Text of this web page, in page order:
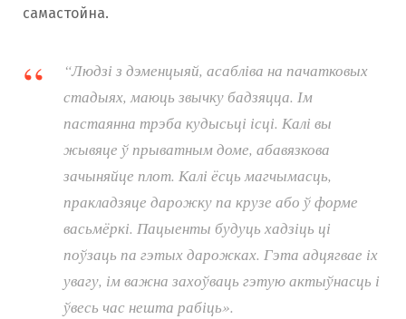
самастойна.
“Людзі з дэменцыяй, асабліва на пачатковых
стадыях, маюць звычку бадзяцца. Ім
пастаянна трэба кудысьці ісці. Калі вы
жывяце ў прыватным доме, абавязкова
зачыняйце плот. Калі ёсць магчымасць,
пракладзяце дарожку па крузе або ў форме
васьмёркі. Пацыенты будуць хадзіць ці
поўзаць па гэтых дарожках. Гэта адцягвае іх
увагу, ім важна захоўваць гэтую актыўнасць і
ўвесь час нешта рабіць».